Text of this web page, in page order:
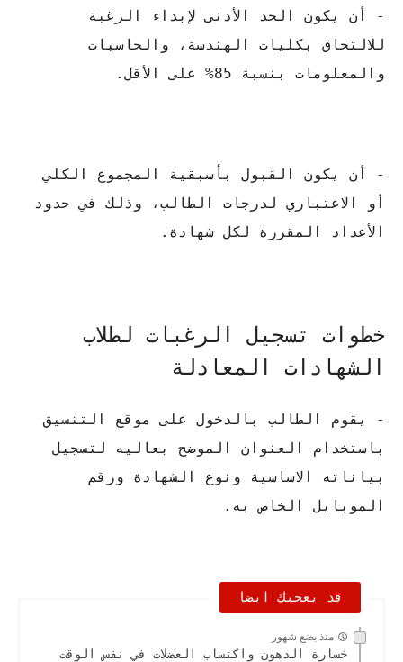
- أن يكون الحد الأدنى لإبداء الرغبة
للالتحاق بكليات الهندسة، والحاسبات
والمعلومات بنسبة 85% على الأقل.
- أن يكون القبول بأسبقية المجموع الكلي
أو الاعتباري لدرجات الطالب، وذلك في حدود
الأعداد المقررة لكل شهادة.
خطوات تسجيل الرغبات لطلاب
الشهادات المعادلة
- يقوم الطالب بالدخول على موقع التنسيق
باستخدام العنوان الموضح بعاليه لتسجيل
بياناته الاساسية ونوع الشهادة ورقم
الموبايل الخاص به.
قد يعجبك ايضا
منذ بضع شهور
خسارة الدهون واكتساب العضلات في نفس الوقت